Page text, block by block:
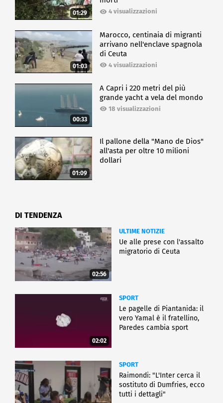
01:29 4 visualizzazioni
01:03
Marocco, centinaia di migranti
arrivano nell'enclave spagnola
di Ceuta
4 visualizzazioni
00:33
A Capri i 220 metri del più
grande yacht a vela del mondo
18 visualizzazioni
01:09
Il pallone della "Mano de Dios"
all'asta per oltre 10 milioni
dollari
DI TENDENZA
02:56
ULTIME NOTIZIE
Ue alle prese con l'assalto
migratorio di Ceuta
02:02
SPORT
Le pagelle di Piantanida: il
vero Yamal è il fratellino,
Paredes cambia sport
SPORT
Raimondi: "L'Inter cerca il
sostituto di Dumfries, ecco
tutti i dettagli"